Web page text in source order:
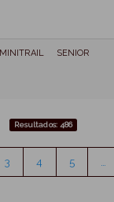
MINITRAIL SENIOR
Resultados: 486
3 4 5